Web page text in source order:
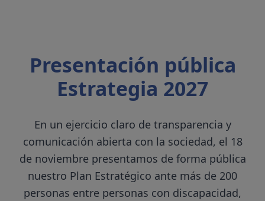
Presentación pública
Estrategia 2027
En un ejercicio claro de transparencia y
comunicación abierta con la sociedad, el 18
de noviembre presentamos de forma pública
nuestro Plan Estratégico ante más de 200
personas entre personas con discapacidad,